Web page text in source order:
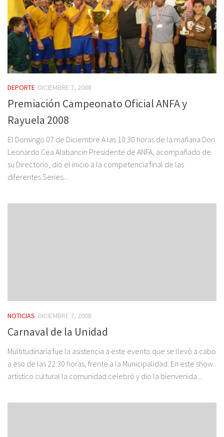
DEPORTE DICIEMBRE 7, 2008
Premiación Campeonato Oficial ANFA y
Rayuela 2008
El Domingo 07 de Diciembre A las 10:30 horas de la mañana Don
Leonardo Cea Alabancin Presidente de ANFA, acompañado de
su Directorio, dio el inicio a la competencia final de las
diferentes Series...
NOTICIAS DICIEMBRE 7, 2008
Carnaval de la Unidad
Multitudinaria fue la asistencia a este evento que se llevó a cabo
a eso de las 22:30 horas, frente a la Municipalidad. En este show
artístico cultural la comunidad celebró y dio la bienvenida...